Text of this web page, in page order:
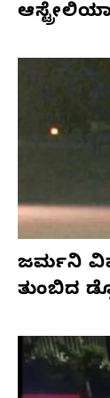
ಜರ್ಮನಿ
ತುಂಬಿದ